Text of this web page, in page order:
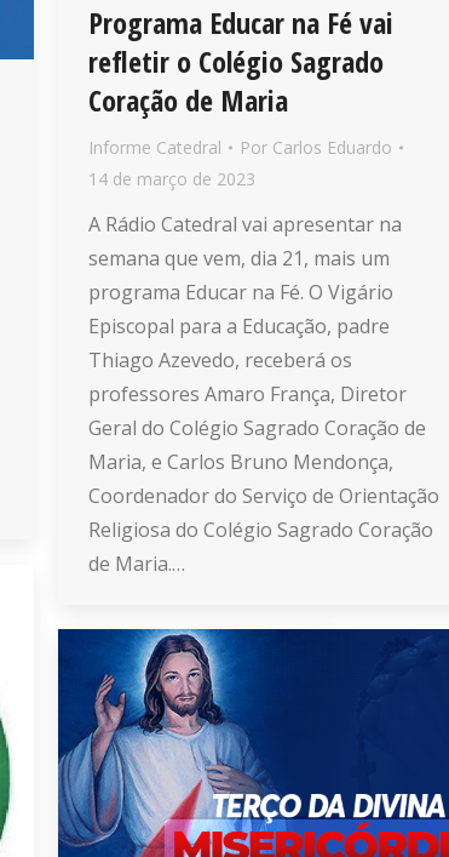
Programa Educar na Fé vai
refletir o Colégio Sagrado
Coração de Maria
Informe Catedral Por Carlos Eduardo
14 de março de 2023
A Rádio Catedral vai apresentar na
semana que vem, dia 21, mais um
programa Educar na Fé. O Vigário
Episcopal para a Educação, padre
Thiago Azevedo, receberá os
professores Amaro França, Diretor
Geral do Colégio Sagrado Coração de
Maria, e Carlos Bruno Mendonça,
Coordenador do Serviço de Orientação
Religiosa do Colégio Sagrado Coração
de Maria.…